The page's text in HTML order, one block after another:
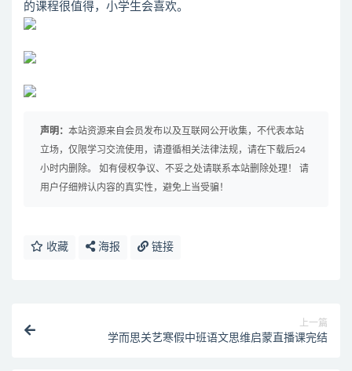
的课程很值得，小学生会喜欢。
声明： 本站资源来自会员发布以及互联网公开收集，不代表本站
立场，仅限学习交流使用，请遵循相关法律法规，请在下载后24
小时内删除。 如有侵权争议、不妥之处请联系本站删除处理！ 请
用户仔细辨认内容的真实性，避免上当受骗！
收藏 海报 链接
上一篇
学而思关艺寒假中班语文思维启蒙直播课完结